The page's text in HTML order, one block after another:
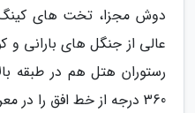
دوش مجزا، تخت های کینگ
رستوران هتل هم در طبقه
360 درجه از خط افق را در معرض دید مهمانان قرار می دهد.